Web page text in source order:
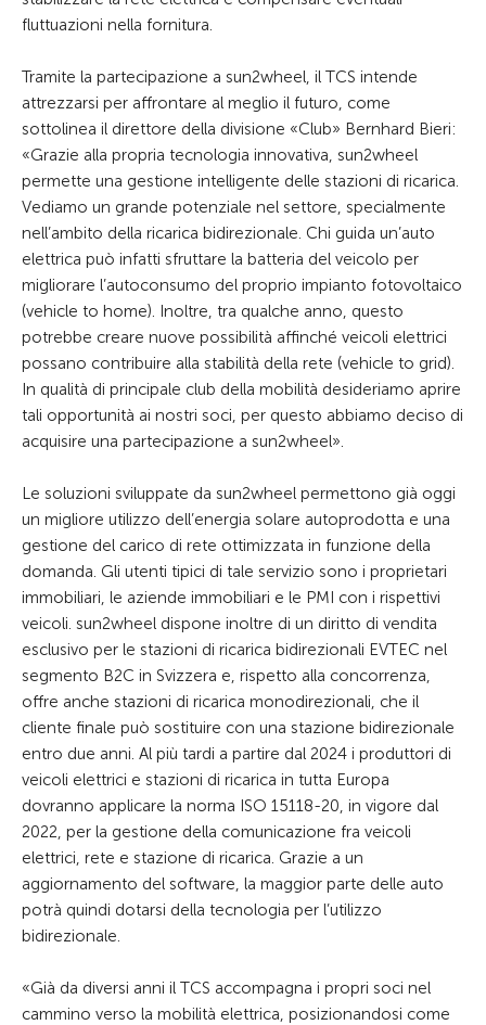
fluttuazioni nella fornitura.
Tramite la partecipazione a sun2wheel, il TCS intende
attrezzarsi per affrontare al meglio il futuro, come
sottolinea il direttore della divisione «Club» Bernhard Bieri:
«Grazie alla propria tecnologia innovativa, sun2wheel
permette una gestione intelligente delle stazioni di ricarica.
Vediamo un grande potenziale nel settore, specialmente
nell’ambito della ricarica bidirezionale. Chi guida un’auto
elettrica può infatti sfruttare la batteria del veicolo per
migliorare l’autoconsumo del proprio impianto fotovoltaico
(vehicle to home). Inoltre, tra qualche anno, questo
potrebbe creare nuove possibilità affinché veicoli elettrici
possano contribuire alla stabilità della rete (vehicle to grid).
In qualità di principale club della mobilità desideriamo aprire
tali opportunità ai nostri soci, per questo abbiamo deciso di
acquisire una partecipazione a sun2wheel».
Le soluzioni sviluppate da sun2wheel permettono già oggi
un migliore utilizzo dell’energia solare autoprodotta e una
gestione del carico di rete ottimizzata in funzione della
domanda. Gli utenti tipici di tale servizio sono i proprietari
immobiliari, le aziende immobiliari e le PMI con i rispettivi
veicoli. sun2wheel dispone inoltre di un diritto di vendita
esclusivo per le stazioni di ricarica bidirezionali EVTEC nel
segmento B2C in Svizzera e, rispetto alla concorrenza,
offre anche stazioni di ricarica monodirezionali, che il
cliente finale può sostituire con una stazione bidirezionale
entro due anni. Al più tardi a partire dal 2024 i produttori di
veicoli elettrici e stazioni di ricarica in tutta Europa
dovranno applicare la norma ISO 15118-20, in vigore dal
2022, per la gestione della comunicazione fra veicoli
elettrici, rete e stazione di ricarica. Grazie a un
aggiornamento del software, la maggior parte delle auto
potrà quindi dotarsi della tecnologia per l’utilizzo
bidirezionale.
«Già da diversi anni il TCS accompagna i propri soci nel
cammino verso la mobilità elettrica, posizionandosi come